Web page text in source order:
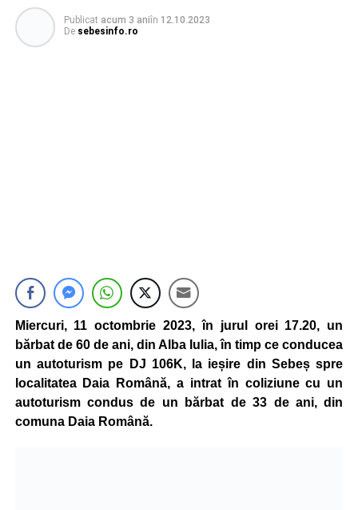
Publicat acum 3 aniîn 12.10.2023
De sebesinfo.ro
Miercuri, 11 octombrie 2023, în jurul orei 17.20, un
bărbat de 60 de ani, din Alba Iulia, în timp ce conducea
un autoturism pe DJ 106K, la ieșire din Sebeș spre
localitatea Daia Română, a intrat în coliziune cu un
autoturism condus de un bărbat de 33 de ani, din
comuna Daia Română.